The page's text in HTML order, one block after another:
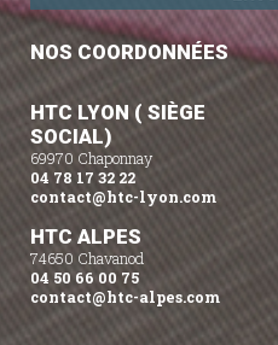
NOS COORDONNÉES
HTC LYON ( SIÈGE
SOCIAL)
69970 Chaponnay
04 78 17 32 22
contact@htc-lyon.com
HTC ALPES
74650 Chavanod
04 50 66 00 75
contact@htc-alpes.com